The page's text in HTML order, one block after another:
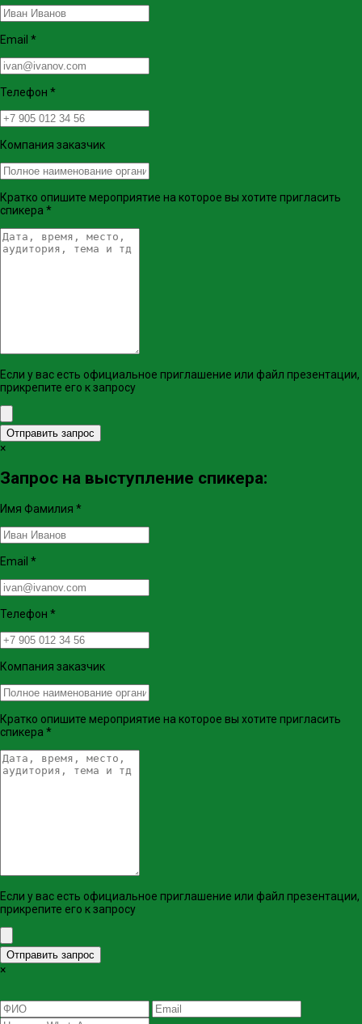
Email *
Телефон *
Компания заказчик
Кратко опишите мероприятие на которое вы хотите пригласить
спикера *
Если у вас есть официальное приглашение или файл презентации,
прикрепите его к запросу
Отправить запрос
×
Запрос на выступление спикера:
Имя Фамилия *
Email *
Телефон *
Компания заказчик
Кратко опишите мероприятие на которое вы хотите пригласить
спикера *
Если у вас есть официальное приглашение или файл презентации,
прикрепите его к запросу
Отправить запрос
×